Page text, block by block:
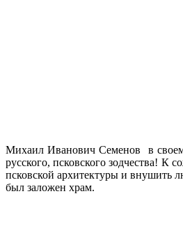
Михаил Иванович Семенов в
русского, псковского зодчества! К
псковской архитектуры и внушить
был заложен храм.